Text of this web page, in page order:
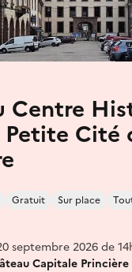
Centre
Petite Cité
Gratuit Sur place
septembre 2026 de
Capitale Princière